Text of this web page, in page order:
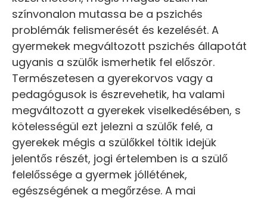
színvonalon mutassa be a pszichés
problémák felismerését és kezelését. A
gyermekek megváltozott pszichés állapotát
ugyanis a szülők ismerhetik fel először.
Természetesen a gyerekorvos vagy a
pedagógusok is észrevehetik, ha valami
megváltozott a gyerekek viselkedésében, s
kötelességül ezt jelezni a szülők felé, a
gyerekek mégis a szülőkkel töltik idejük
jelentős részét, jogi értelemben is a szülő
felelőssége a gyermek jóllétének,
egészségének a megőrzése. A mai